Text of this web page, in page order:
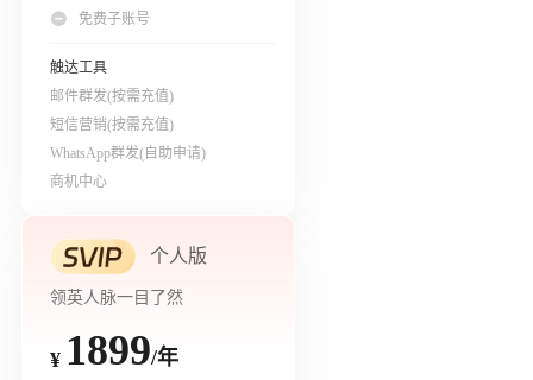
免费子账号
触达工具
邮件群发(按需充值)
短信营销(按需充值)
WhatsApp群发(自助申请)
商机中心
个人版
领英人脉一目了然
¥ 1899/年